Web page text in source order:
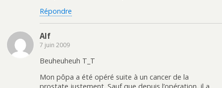
Répondre
Alf
7 juin 2009
Beuheuheuh T_T
Mon pôpa a été opéré suite à un cancer de la